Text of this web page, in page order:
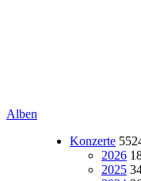
Alben
Konzerte
2026
2025